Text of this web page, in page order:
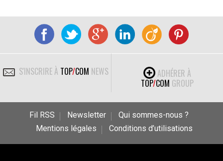
S'INSCRIRE À TOP/COM NEWS
ADHÉRER À
TOP/COM GROUP
Fil RSS Newsletter
Qui sommes-nous ?
Mentions légales
Conditions d’utilisations